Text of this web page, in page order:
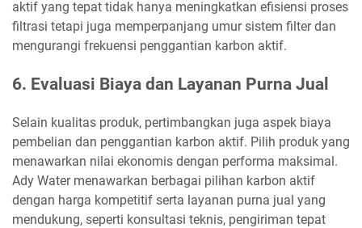
aktif yang tepat tidak hanya meningkatkan efisiensi proses
filtrasi tetapi juga memperpanjang umur sistem filter dan
mengurangi frekuensi penggantian karbon aktif.
6. Evaluasi Biaya dan Layanan Purna Jual
Selain kualitas produk, pertimbangkan juga aspek biaya
pembelian dan penggantian karbon aktif. Pilih produk yang
menawarkan nilai ekonomis dengan performa maksimal.
Ady Water menawarkan berbagai pilihan karbon aktif
dengan harga kompetitif serta layanan purna jual yang
mendukung, seperti konsultasi teknis, pengiriman tepat